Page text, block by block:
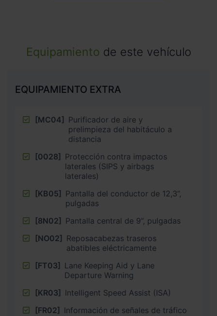
Equipamiento de este vehículo
EQUIPAMIENTO EXTRA
[MC04] Purificador de aire y
prelimpieza del habitáculo a
distancia
[0028] Protección contra impactos
laterales (SIPS y airbags
laterales)
[KB05] Pantalla del conductor de 12,3”,
pulgadas
[8N02]
Pantalla central de 9”, pulgadas
[NO02] Reposacabezas traseros
abatibles eléctricamente
[FT03] Lane Keeping Aid y Lane
Departure Warning
[KR03] Intelligent Speed Assist (ISA)
[FR02] Información de señales de tráfico